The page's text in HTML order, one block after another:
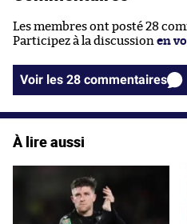
Les membres ont posté 28
Participez à la discussion en
Voir les 28 commentaires
À lire aussi